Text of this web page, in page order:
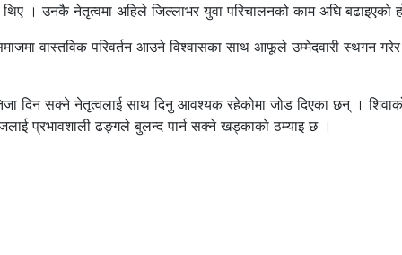
। उनकै नेतृत्वमा अहिले जिल्लाभर युवा परिचालनको काम अघि बढाइएको
वास्तविक परिवर्तन आउने विश्वासका साथ आफूले उम्मेदवारी स्थगन गरेर
दिन सक्ने नेतृत्वलाई साथ दिनु आवश्यक रहेकोमा जोड दिएका छन् ।
प्रभावशाली ढङ्गले बुलन्द पार्न सक्ने खड्काको ठम्याइ छ ।